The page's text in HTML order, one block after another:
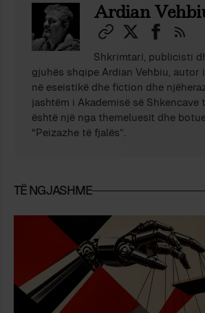
Ardian
Shkrimtari, publicisti
gjuhës shqipe Ardian Vehbiu, autor
në eseistikë dhe fiction dhe
jashtëm i Akademisë së Shkencave
është një nga themeluesit dhe
“Peizazhe të fjalës”.
TË NGJASHME